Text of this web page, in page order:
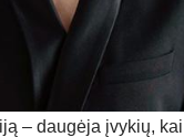
– daugėja įvykių,